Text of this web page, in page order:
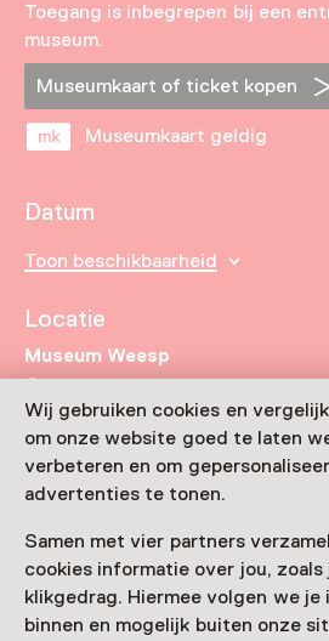
Wij gebruiken cookies en
om onze website goed te laten
verbeteren en om
advertenties te tonen.
Samen met vier partners
cookies informatie over jou, zoals
klikgedrag. Hiermee volgen we
binnen en mogelijk buiten onze
Toegang is inbegrepen bij een
museum.
Museumkaart of ticket kopen
Museumkaart geldig
Datum
Toon beschikbaarheid
Locatie
Museum Weesp
1381 BB Weesp
Route plannenOpent in een
020 - 25 46 945
Meer openingstijden